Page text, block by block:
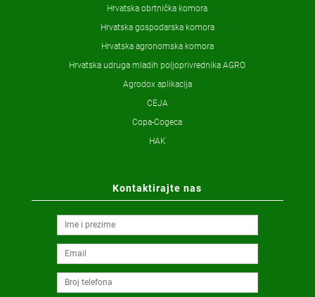
Hrvatska obrtnička komora
Hrvatska gospodarska komora
Hrvatska agronomska komora
Hrvatska udruga mladih poljoprivrednika AGRO
Agrodox aplikacija
CEJA
Copa-Cogeca
HAK
Kontaktirajte nas